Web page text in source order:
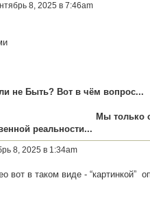
8, 2025 в 7:46am
или не
не Быть?
реальности...
8, 2025 в 1:34am
вот в таком виде - “картинкой”